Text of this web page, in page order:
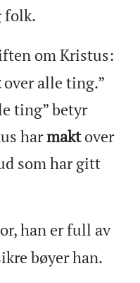
folk.
om Kristus:
over alle ting.”
ting” betyr
harmaktover
som har gitt
han er full av
bøyer han.